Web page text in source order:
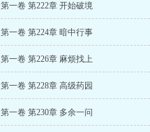
第一卷 第222章 开始破境
第一卷 第224章 暗中行事
第一卷 第226章 麻烦找上
第一卷 第228章 高级药园
第一卷 第230章 多余一问